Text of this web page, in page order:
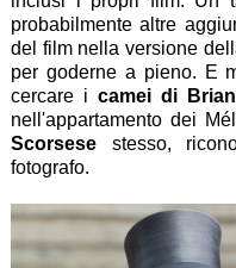
probabilmente altre
del film nella versione
per goderne a pieno. E
cercare i camei di
nell'appartamento dei
Scorsesestesso,
fotografo.